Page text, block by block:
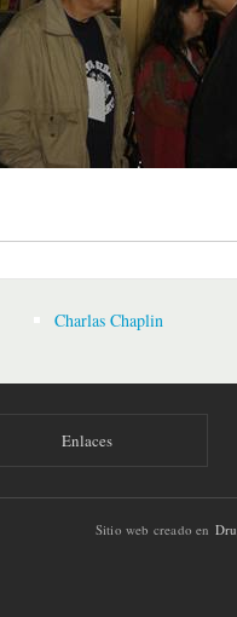
Charlas Chaplin
Enlaces
Sitio web creado en